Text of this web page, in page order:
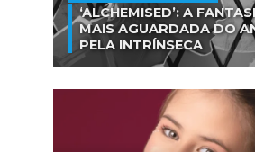
‘ALCHEMISED’: A
MAIS AGUARDADA DO
PELA INTRÍNSECA